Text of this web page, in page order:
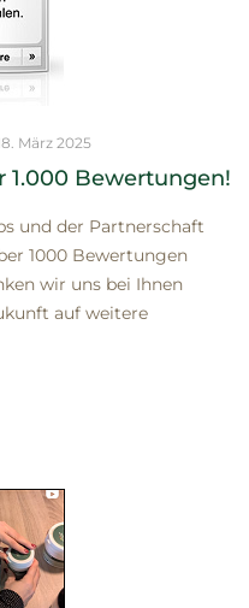
März 2025
1.000 Bewertungen!
und der Partnerschaft
1000 Bewertungen
wir uns bei Ihnen
auf weitere